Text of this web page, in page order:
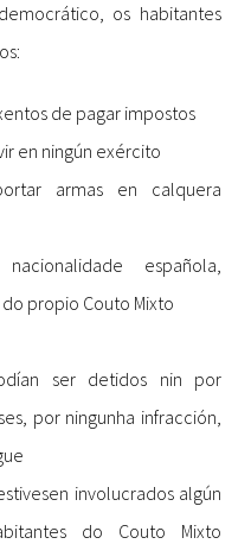
os habitantes
de pagar impostos
en ningún exército
armas en calquera
española,
propio Couto Mixto
ser detidos nin por
por ningunha infracción,
involucrados algún
do Couto Mixto